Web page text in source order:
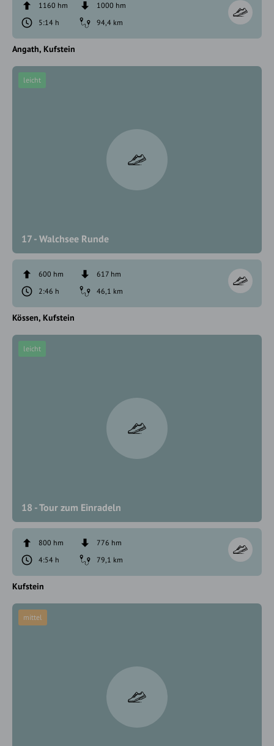
1160 hm
1000 hm
5:14 h
94,4 km
Angath Kufstein
17 - Walchsee Runde
leicht
600 hm
617 hm
2:46 h
46,1 km
Kössen Kufstein
18 - Tour zum Einradeln
leicht
800 hm
776 hm
4:54 h
79,1 km
Kufstein
mittel